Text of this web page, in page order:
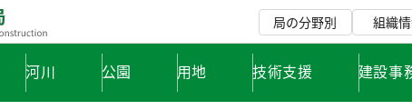
局の分野別 組織
河川 公園 用地 技術支援 建設事